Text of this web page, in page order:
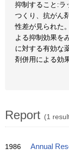
抑制すること:ラ
つくり、抗がん
性差が見られた
よる抑制効果を
に対する有効な
剤併用による効
Report (1
1986 Annual